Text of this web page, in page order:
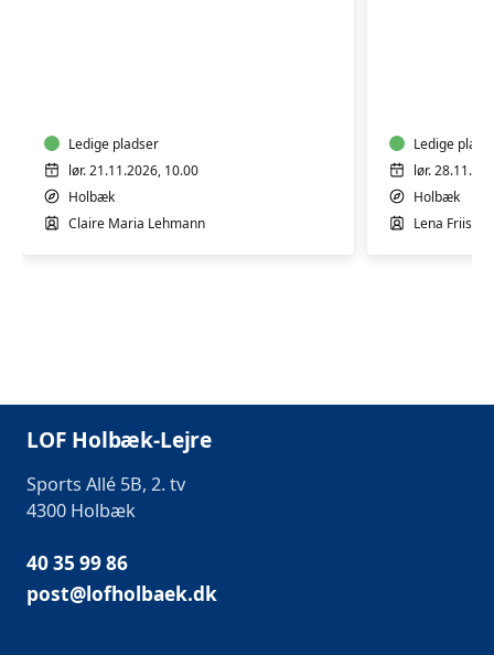
Ledige pladser
lør. 21.11.2026, 10.00
Holbæk
Claire Maria Lehmann
NIDRA
Ledige
lør.
Holbæk
Lena Friis
LOF Holbæk-Lejre
Sports Allé 5B, 2. tv
4300 Holbæk
40 35 99 86
post@lofholbaek.dk